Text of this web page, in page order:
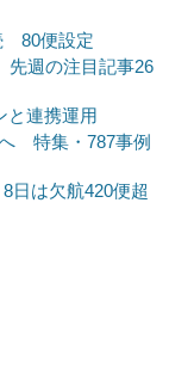
80便設定
週の注目記事26
と連携運用
特集・787事例
日は欠航420便超